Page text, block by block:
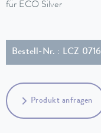
für ECO Silver
Bestell-Nr. : LCZ 0716
Produkt anfragen